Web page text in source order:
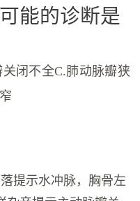
能的诊断是
闭不全C.肺动脉瓣狭
提示水冲脉，胸骨左